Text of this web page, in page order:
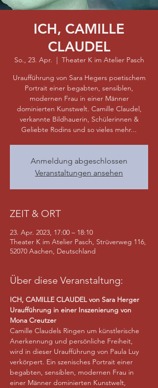
ICH, CAMILLE
CLAUDEL
So., 23. Apr.
  |
Theater K im Atelier Pasch
Uraufführung von Sara Hegers poetischem
Portrait einer begabten, sensiblen,
modernen Frau in einer Männer
dominierten Kunstwelt. Camille Claudel,
verkannte Bildhauerin, Schülerinnen &
Geliebte Rodins und so vieles mehr...
Anmeldung abgeschlossen
Veranstaltungen ansehen
ZEIT & ORT
23. Apr. 2023, 17:00 – 18:10
Theater K im Atelier Pasch, Strüverweg 116,
52070 Aachen, Deutschland
Über diese Veranstaltung:
ICH, CAMILLE CLAUDEL von Sara Herger
Uraufführung in einer Inszenierung von
Mona Creutzer
Camille Claudels Ringen um künstlerische
Anerkennung und persönliche Freiheit,
wird in dieser Uraufführung von Paula Luy
verkörpert. Ein szenisches Portrait einer
begabten, sensiblen, modernen Frau in
einer Männer dominierten Kunstwelt,